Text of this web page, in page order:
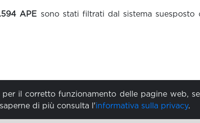
APE sono stati filtrati dal sistema suesposto
il corretto funzionamento delle pagine web,
di più consulta l'informativa sulla privacy.